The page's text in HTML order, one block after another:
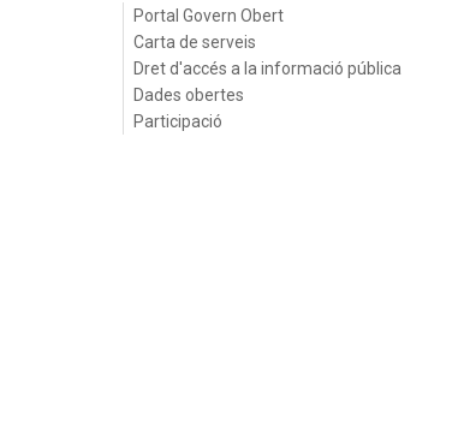
Portal Govern Obert
Carta de serveis
Dret d'accés a la informació pública
Dades obertes
Participació